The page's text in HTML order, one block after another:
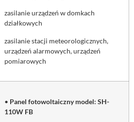
zasilanie urządzeń w domkach
działkowych
zasilanie stacji meteorologicznych,
urządzeń alarmowych, urządzeń
pomiarowych
• Panel fotowoltaiczny model: SH-
110W FB